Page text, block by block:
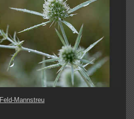
Feld-Mannstreu